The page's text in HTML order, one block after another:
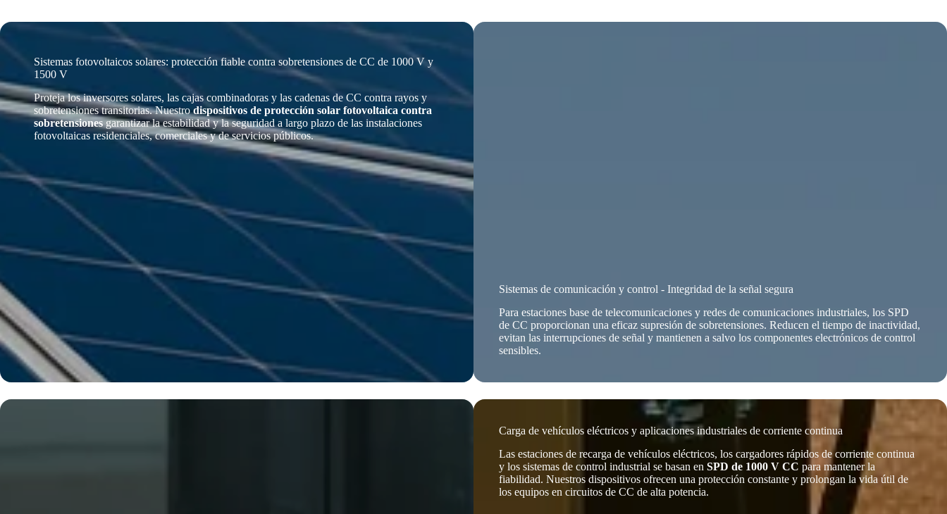
Sistemas fotovoltaicos solares: protección fiable contra sobretensiones de CC de 1000 V y
1500 V
Proteja los inversores solares, las cajas combinadoras y las cadenas de CC contra rayos y
sobretensiones transitorias. Nuestrodispositivos de protección solar fotovoltaica contra
sobretensionesgarantizar la estabilidad y la seguridad a largo plazo de las instalaciones
fotovoltaicas residenciales, comerciales y de servicios públicos.
Sistemas de comunicación y control - Integridad de la señal segura
Para estaciones base de telecomunicaciones y redes de comunicaciones industriales, los SPD
de CC proporcionan una eficaz supresión de sobretensiones. Reducen el tiempo de inactividad,
evitan las interrupciones de señal y mantienen a salvo los componentes electrónicos de control
sensibles.
Carga de vehículos eléctricos y aplicaciones industriales de corriente continua
Las estaciones de recarga de vehículos eléctricos, los cargadores rápidos de corriente continua
y los sistemas de control industrial se basan en SPD de 1000 V CC para mantener la
fiabilidad. Nuestros dispositivos ofrecen una protección constante y prolongan la vida útil de
los equipos en circuitos de CC de alta potencia.